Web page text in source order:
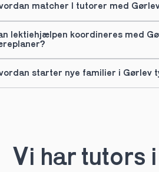
matcher I tutorer med
lektiehjælpen koordineres med
starter nye familier i Gørlev
Vi har tutors